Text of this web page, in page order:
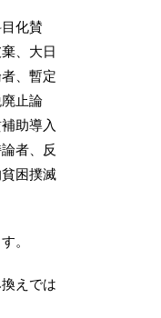
化賛
、大日
、暫定
止論
助導入
者、反
困撲滅
。
えでは